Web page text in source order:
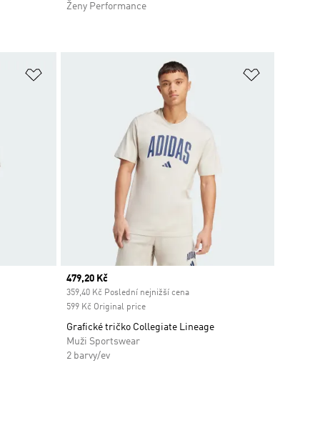
Ženy Performance
Přidat do seznamu přání
Current price
479,20 Kč
359,40 Kč Poslední nejnižší cena
599 Kč Original price
Grafické tričko Collegiate Lineage
Muži Sportswear
2 barvy/ev